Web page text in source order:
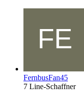
FernbusFan45
7 Line-Schaffner